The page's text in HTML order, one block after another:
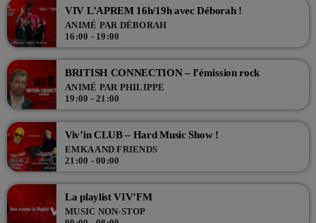
accompagné de Samuel, Théo et Lucas, vous accompagnent l'après
midi en direct en musique !
VIV L’APREM 16h/19h avec Déborah !
ANIMÉ PAR DÉBORAH
16:00 - 19:00
BRITISH CONNECTION – l’émission rock
ANIMÉ PAR PHILIPPE
19:00 - 21:00
Viv’in CLUB – Hard Music Show !
EMKA AND FRIENDS
21:00 - 00:00
La playlist VIV’FM
MUSIC NON-STOP